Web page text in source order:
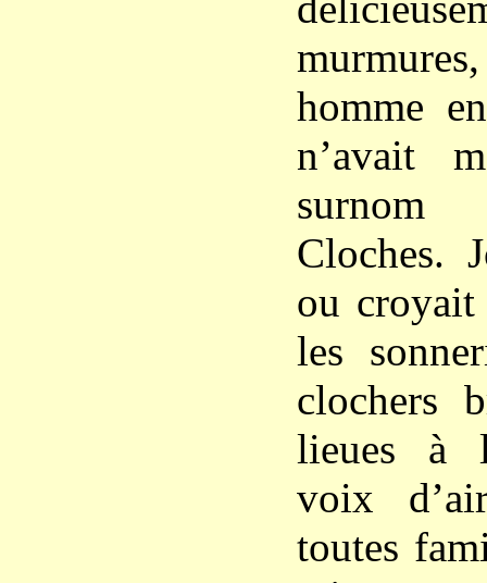
homme
n’avait
Cloches.
ou croyait
les
clochers
lieues à
voix
toutes